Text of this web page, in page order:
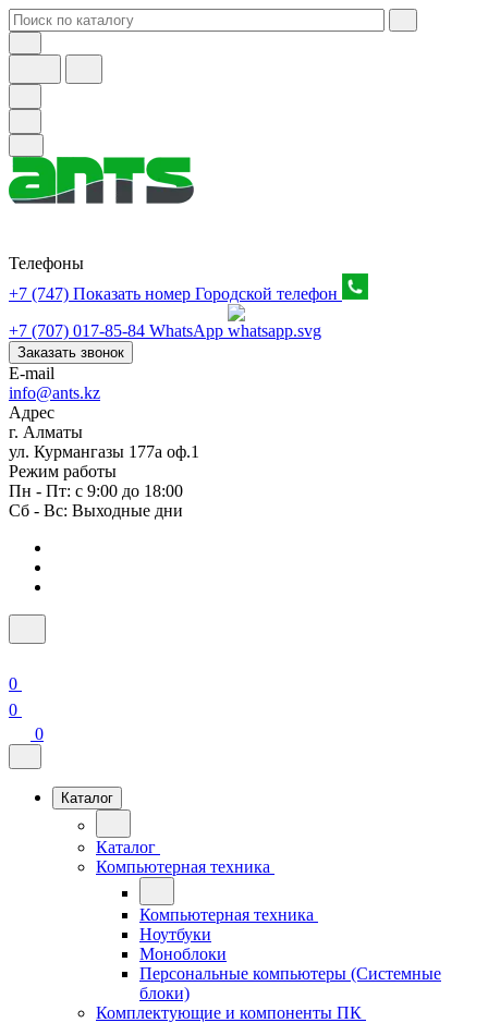
Телефоны
+7 (747) Показать номер Городской телефон
+7 (707) 017-85-84 WhatsApp
Заказать звонок
E-mail
info@ants.kz
Адрес
г. Алматы
ул. Курмангазы 177а оф.1
Режим работы
Пн - Пт: с 9:00 до 18:00
Сб - Вс: Выходные дни
0
0
0
Каталог
Каталог
Компьютерная техника
Компьютерная техника
Ноутбуки
Моноблоки
Персональные компьютеры (Системные
блоки)
Комплектующие и компоненты ПК